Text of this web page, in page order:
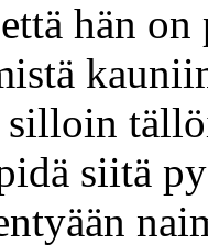
hän
silloin
siitä